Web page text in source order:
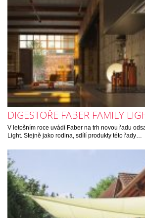
DIGESTOŘE FABER FAMILY
V letošním roce uvádí Faber na trh novou řadu
Light. Stejně jako rodina, sdílí produkty této řady…